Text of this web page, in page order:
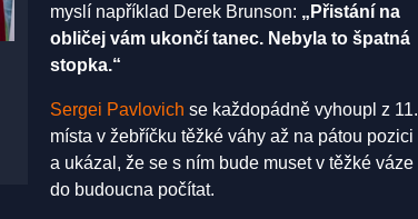
myslí například Derek Brunson: „Přistání na
obličej vám ukončí tanec. Nebyla to špatná
stopka.“
Sergei Pavlovich se každopádně vyhoupl z 11.
místa v žebříčku těžké váhy až na pátou pozici
a ukázal, že se s ním bude muset v těžké váze
do budoucna počítat.